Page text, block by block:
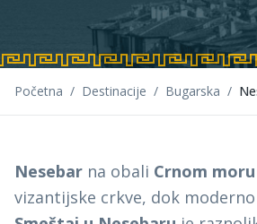
Početna / Destinacije / Bugarska /
Nesebar na obali Crnom moru
vizantijske crkve, dok